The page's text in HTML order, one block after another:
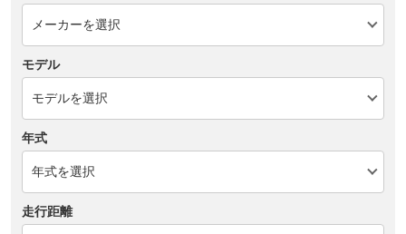
モデル
年式
走行距離